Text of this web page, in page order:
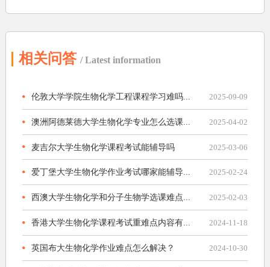
相关问答 / Latest information
伦敦大学学院生物化学工程课程学习难吗... 2025-09-09
澳洲阿德莱德大学生物化学专业怎么选课... 2025-04-02
麦吉尔大学生物化学课程考试能辅导吗 2025-03-06
爱丁堡大学生物化学作业考试哪家能辅导... 2025-02-24
西澳大学生物化学和分子生物学选课难点... 2025-02-03
香港大学生物化学课程考试重难点内容有... 2024-11-18
英国布大生物化学作业难点怎么解决？ 2024-10-30